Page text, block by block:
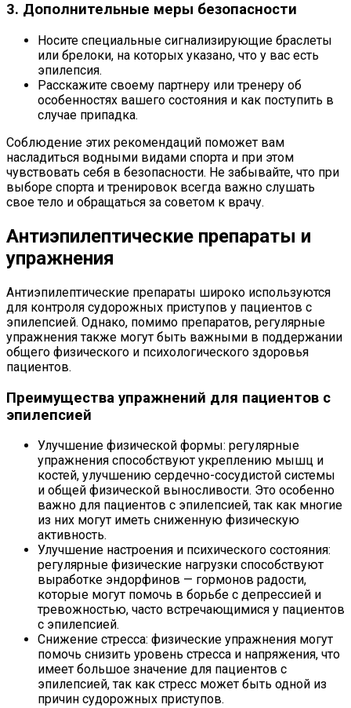
3. Дополнительные меры безопасности
Носите специальные сигнализирующие браслеты
или брелоки, на которых указано, что у вас есть
эпилепсия.
Расскажите своему партнеру или тренеру об
особенностях вашего состояния и как поступить в
случае припадка.
Соблюдение этих рекомендаций поможет вам
насладиться водными видами спорта и при этом
чувствовать себя в безопасности. Не забывайте, что при
выборе спорта и тренировок всегда важно слушать
свое тело и обращаться за советом к врачу.
Антиэпилептические препараты и
упражнения
Антиэпилептические препараты широко используются
для контроля судорожных приступов у пациентов с
эпилепсией. Однако, помимо препаратов, регулярные
упражнения также могут быть важными в поддержании
общего физического и психологического здоровья
пациентов.
Преимущества упражнений для пациентов с
эпилепсией
Улучшение физической формы: регулярные
упражнения способствуют укреплению мышц и
костей, улучшению сердечно-сосудистой системы
и общей физической выносливости. Это особенно
важно для пациентов с эпилепсией, так как многие
из них могут иметь сниженную физическую
активность.
Улучшение настроения и психического состояния:
регулярные физические нагрузки способствуют
выработке эндорфинов — гормонов радости,
которые могут помочь в борьбе с депрессией и
тревожностью, часто встречающимися у пациентов
с эпилепсией.
Снижение стресса: физические упражнения могут
помочь снизить уровень стресса и напряжения, что
имеет большое значение для пациентов с
эпилепсией, так как стресс может быть одной из
причин судорожных приступов.